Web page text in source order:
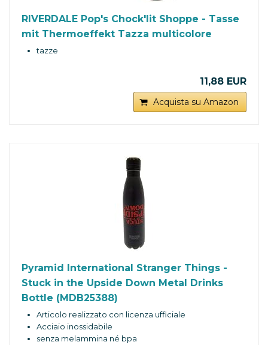
RIVERDALE Pop's Chock'lit Shoppe - Tasse
mit Thermoeffekt Tazza multicolore
tazze
11,88 EUR
Acquista su Amazon
Pyramid International Stranger Things -
Stuck in the Upside Down Metal Drinks
Bottle (MDB25388)
Articolo realizzato con licenza ufficiale
Acciaio inossidabile
senza melammina né bpa